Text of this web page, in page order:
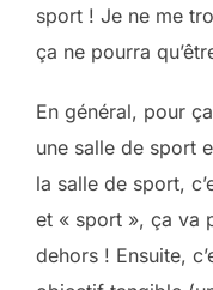
sport ! Je ne me
ça ne pourra
En général, pour
une salle de sport
la salle de sport,
et « sport », ça va
dehors ! Ensuite,